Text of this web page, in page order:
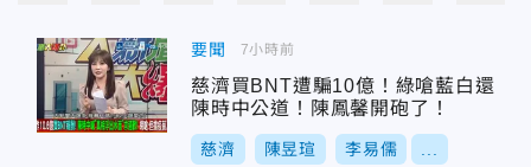
要聞
慈濟買BNT遭騙10億！綠嗆藍白還
陳時中公道！陳鳳馨開砲了！
慈濟 陳昱瑄 李易儒
7小時前